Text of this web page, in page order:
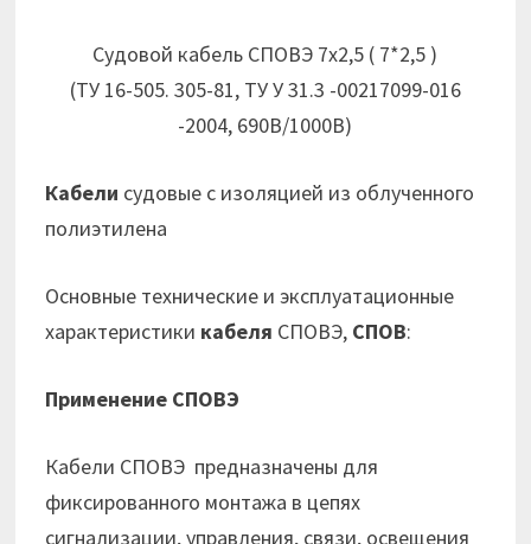
Судовой кабель СПОВЭ 7х2,5 ( 7*2,5 )
(ТУ 16-505. 305-81, ТУ У 31.3 -00217099-016
-2004, 690В/1000В)
Кабели судовые с изоляцией из облученного
полиэтилена
Основные технические и эксплуатационные
характеристики кабеля СПОВЭ, СПОВ:
Применение СПОВЭ
Кабели СПОВЭ предназначены для
фиксированного монтажа в цепях
сигнализации, управления, связи, освещения